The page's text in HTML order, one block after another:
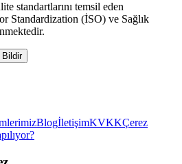
standartlarını temsil eden
Standardization (İSO) ve Sağlık
Bildir
BlogİletişimKVKKÇerez